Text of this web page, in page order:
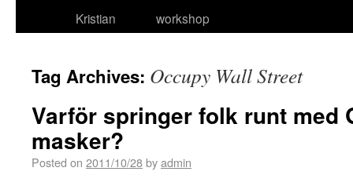
Kristian
workshop
Tag Archives: Occupy Wall Street
Varför springer folk runt med
masker?
Posted on 2011/10/28byadmin